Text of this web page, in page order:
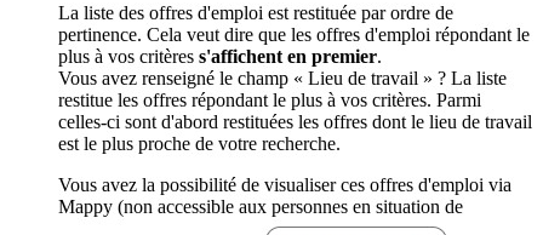
La liste des offres d'emploi est restituée par ordre de
pertinence. Cela veut dire que les offres d'emploi répondant le
plus à vos critères s'affichent en premier.
Vous avez renseigné le champ « Lieu de travail » ? La liste
restitue les offres répondant le plus à vos critères. Parmi
celles-ci sont d'abord restituées les offres dont le lieu de travail
est le plus proche de votre recherche.
Vous avez la possibilité de visualiser ces offres d'emploi via
Mappy (non accessible aux personnes en situation de